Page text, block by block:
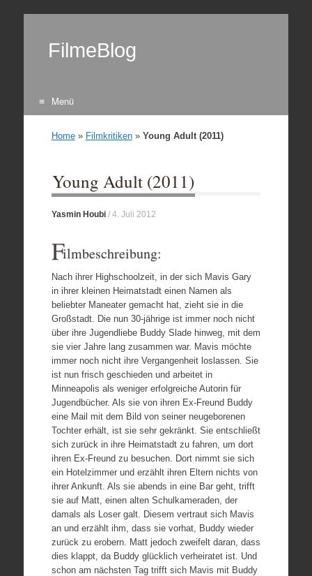
FilmeBlog
Menü
Home» Filmkritiken» Young Adult (2011)
Young Adult (2011)
Yasmin Houbi/ 4. Juli 2012
Filmbeschreibung:
Nach ihrer Highschoolzeit, in der sich Mavis Gary
in ihrer kleinen Heimatstadt einen Namen als
beliebter Maneater gemacht hat, zieht sie in die
Großstadt. Die nun 30-jährige ist immer noch nicht
über ihre Jugendliebe Buddy Slade hinweg, mit dem
sie vier Jahre lang zusammen war. Mavis möchte
immer noch nicht ihre Vergangenheit loslassen. Sie
ist nun frisch geschieden und arbeitet in
Minneapolis als weniger erfolgreiche Autorin für
Jugendbücher. Als sie von ihren Ex-Freund Buddy
eine Mail mit dem Bild von seiner neugeborenen
Tochter erhält, ist sie sehr gekränkt. Sie entschließt
sich zurück in ihre Heimatstadt zu fahren, um dort
ihren Ex-Freund zu besuchen. Dort nimmt sie sich
ein Hotelzimmer und erzählt ihren Eltern nichts von
ihrer Ankunft. Als sie abends in eine Bar geht, trifft
sie auf Matt, einen alten Schulkameraden, der
damals als Loser galt. Diesem vertraut sich Mavis
an und erzählt ihm, dass sie vorhat, Buddy wieder
zurück zu erobern. Matt jedoch zweifelt daran, dass
dies klappt, da Buddy glücklich verheiratet ist. Und
schon am nächsten Tag trifft sich Mavis mit Buddy